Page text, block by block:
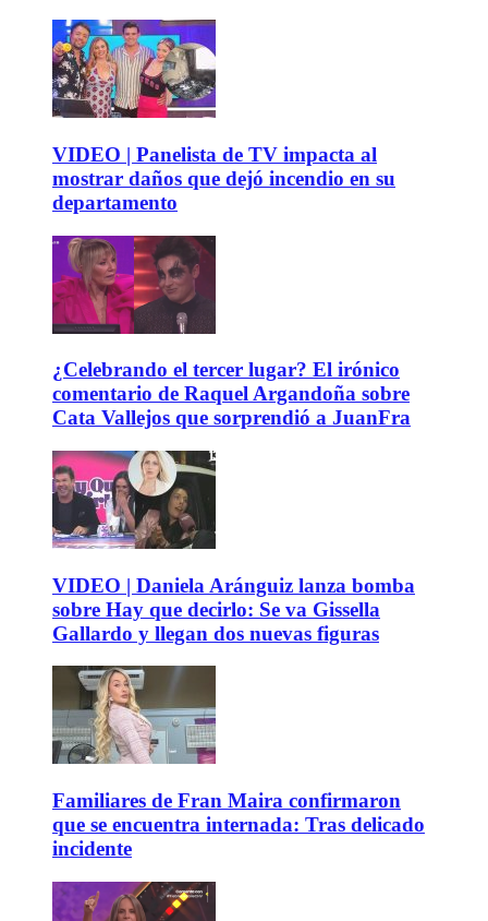
VIDEO | Panelista de TV impacta al
mostrar daños que dejó incendio en su
departamento
¿Celebrando el tercer lugar? El irónico
comentario de Raquel Argandoña sobre
Cata Vallejos que sorprendió a JuanFra
VIDEO | Daniela Aránguiz lanza bomba
sobre Hay que decirlo: Se va Gissella
Gallardo y llegan dos nuevas figuras
Familiares de Fran Maira confirmaron
que se encuentra internada: Tras delicado
incidente